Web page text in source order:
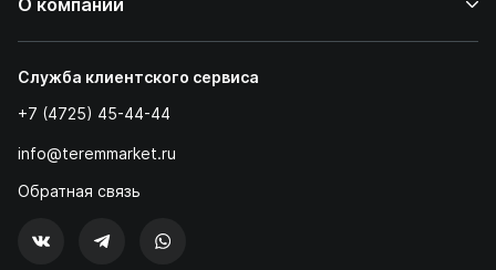
О компании
Служба клиентского сервиса
+7 (4725) 45-44-44
info@teremmarket.ru
Обратная связь